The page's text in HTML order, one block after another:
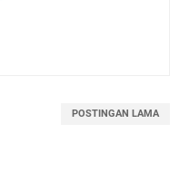
POSTINGAN LAMA